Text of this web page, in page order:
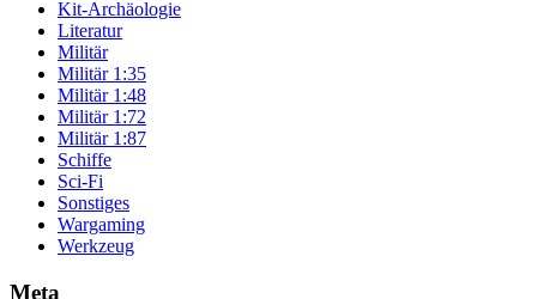
Kit-Archäologie
Literatur
Militär
Militär 1:35
Militär 1:48
Militär 1:72
Militär 1:87
Schiffe
Sci-Fi
Sonstiges
Wargaming
Werkzeug
Meta